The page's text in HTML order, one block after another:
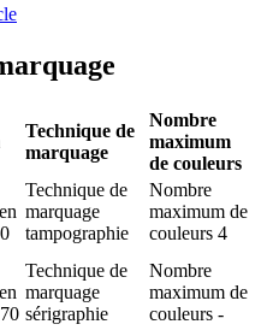
Technique de
marquage
Nombre
maximum
de couleurs
Technique de
marquage
tampographie
Nombre
maximum de
couleurs 4
Technique de
marquage
sérigraphie
Nombre
maximum de
couleurs -